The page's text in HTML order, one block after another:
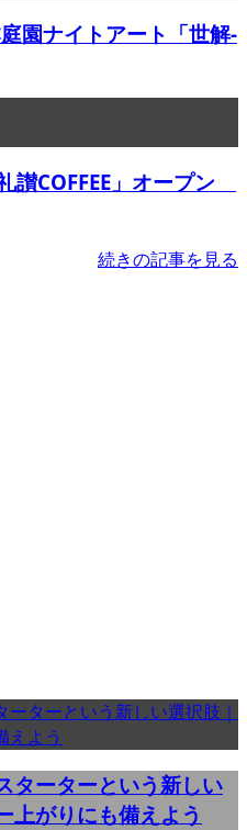
園ナイトアート「世解-
讃COFFEE」オープン
続きの記事を見る
ターターという新しい
上がりにも備えよう